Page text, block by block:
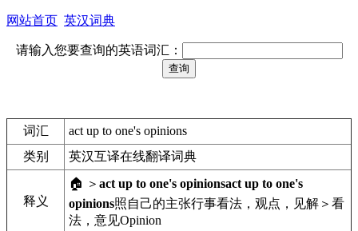
网站首页 英汉词典
请输入您要查询的英语词汇：
词汇
act up to one's opinions
类别
英汉互译在线翻译词典
释义
🏠 ＞ act up to one's opinionsact up to one's
opinions照自己的主张行事看法，观点，见解＞看
法，意见Opinion